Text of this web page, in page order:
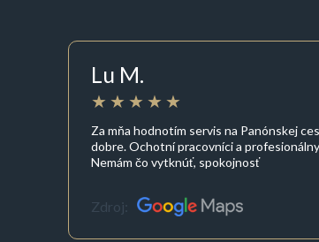
Lu M.
Za mňa hodnotím servis na Panónskej
dobre. Ochotní pracovníci a
Nemám čo vytknúť, spokojnosť
Zdroj: